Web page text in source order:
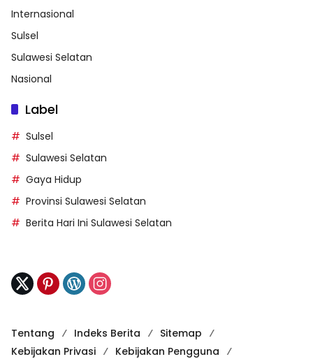
Internasional
Sulsel
Sulawesi Selatan
Nasional
Label
Sulsel
Sulawesi Selatan
Gaya Hidup
Provinsi Sulawesi Selatan
Berita Hari Ini Sulawesi Selatan
Tentang Indeks Berita
Sitemap
Kebijakan Privasi
Kebijakan Pengguna